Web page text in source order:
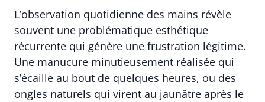
L’observation quotidienne des mains révèle
souvent une problématique esthétique
récurrente qui génère une frustration légitime.
Une manucure minutieusement réalisée qui
s’écaille au bout de quelques heures, ou des
ongles naturels qui virent au jaunâtre après le